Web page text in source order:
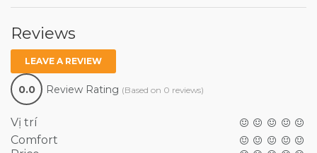
Reviews
LEAVE A REVIEW
0.0 Review Rating (Based on 0 reviews)
Vị trí
Comfort